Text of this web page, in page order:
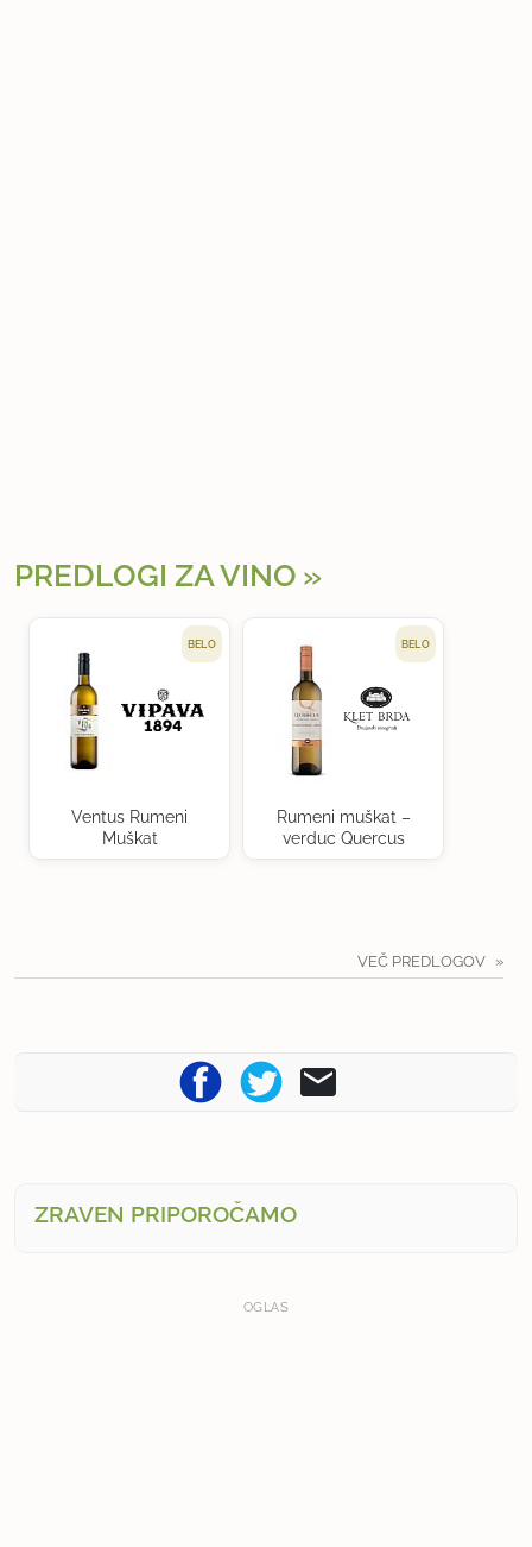
PREDLOGI ZA VINO
BELO
Ventus Rumeni
Muškat
BELO
Rumeni muškat –
verduc Quercus
VEČ PREDLOGOV
ZRAVEN PRIPOROČAMO
OGLAS